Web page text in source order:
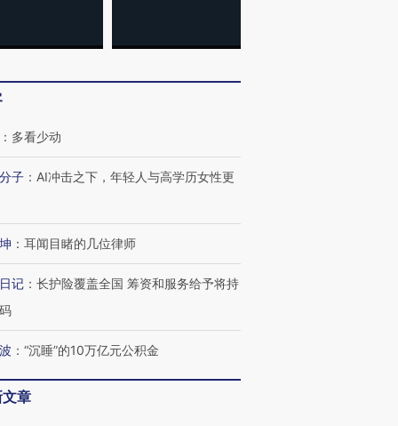
是“人道危
裂西班牙
128毫米 紧急转移近
： 多看少动
子 ： AI冲击之下，年轻人与高学历女性更
： 耳闻目睹的几位律师
记 ： 长护险覆盖全国 筹资和服务给予将持
： “沉睡”的10万亿元公积金
章